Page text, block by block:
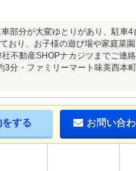
部分が大変ゆとりがあり、駐車4
おり、お子様の遊び場や家庭菜
不動産SHOPナカジツまでご連絡
分・ファミリーマート味美西本
をする お問い合